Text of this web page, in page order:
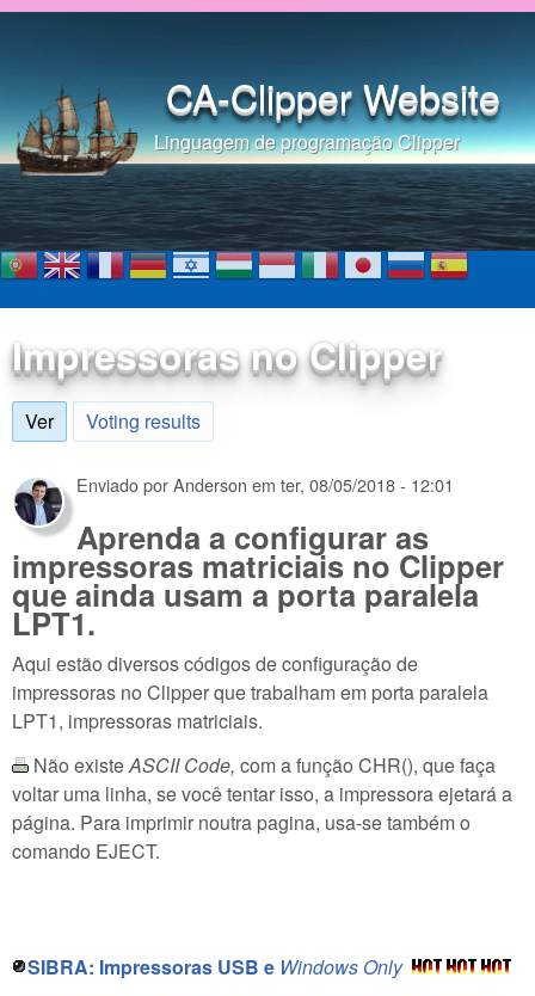
Pular para o conteúdo
CA-Clipper Website
Linguagem de programação Clipper
Impressoras no Clipper
Ver(aba ativa)
Voting results
Enviado porAnderson em ter, 08/05/2018 - 12:01
Aprenda a configurar as
impressoras matriciais no Clipper
que ainda usam a porta paralela
LPT1.
Aqui estão diversos códigos de configuração de
impressoras no Clipper que trabalham em porta paralela
LPT1, impressoras matriciais.
Não existeASCII Code, com a função CHR(), que faça
voltar uma linha, se você tentar isso, a impressora ejetará a
página. Para imprimir noutra pagina, usa-se também o
comando EJECT.
SIBRA: Impressoras USB e Windows Only